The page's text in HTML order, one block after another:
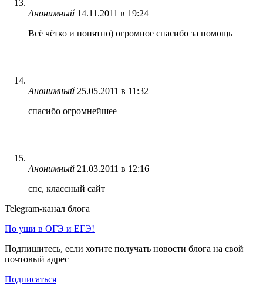
Анонимный 14.11.2011 в 19:24
Всё чётко и понятно) огромное спасибо за помощь
Анонимный 25.05.2011 в 11:32
спасибо огромнейшее
Анонимный 21.03.2011 в 12:16
спс, классный сайт
Telegram-канал блога
По уши в ОГЭ и ЕГЭ!
Подпишитесь, если хотите получать новости блога на свой
почтовый адрес
Подписаться